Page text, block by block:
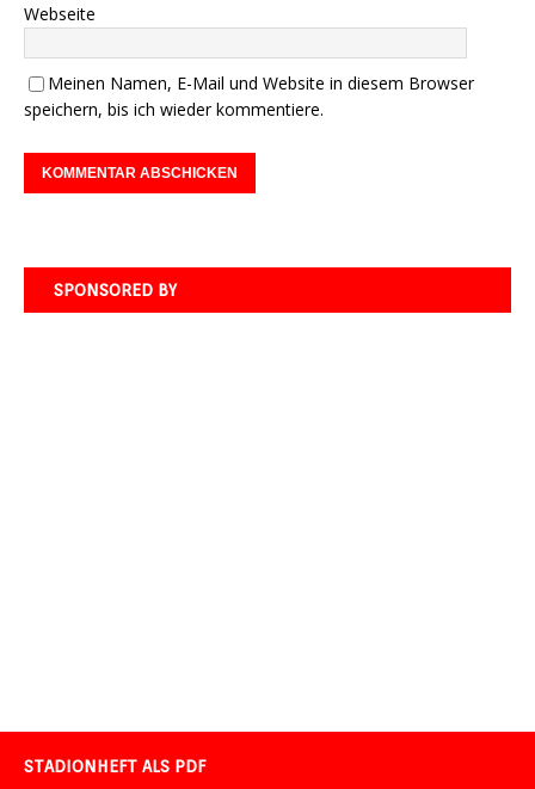
Webseite
Meinen Namen, E-Mail und Website in diesem Browser
speichern, bis ich wieder kommentiere.
SPONSORED BY
STADIONHEFT ALS PDF